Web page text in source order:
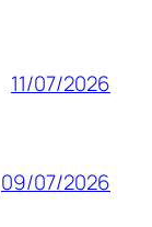
11/07/2026
09/07/2026